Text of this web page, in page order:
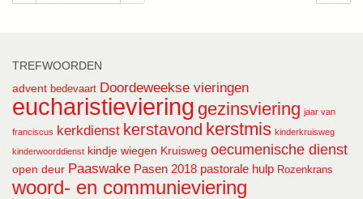
TREFWOORDEN
advent bedevaart Doordeweekse vieringen
eucharistieviering gezinsviering jaar van
franciscus kerkdienst kerstavond kerstmis kinderkruisweg
kinderwoorddienst kindje wiegen Kruisweg oecumenische dienst
open deur Paaswake Pasen 2018 pastorale hulp Rozenkrans
woord- en communieviering